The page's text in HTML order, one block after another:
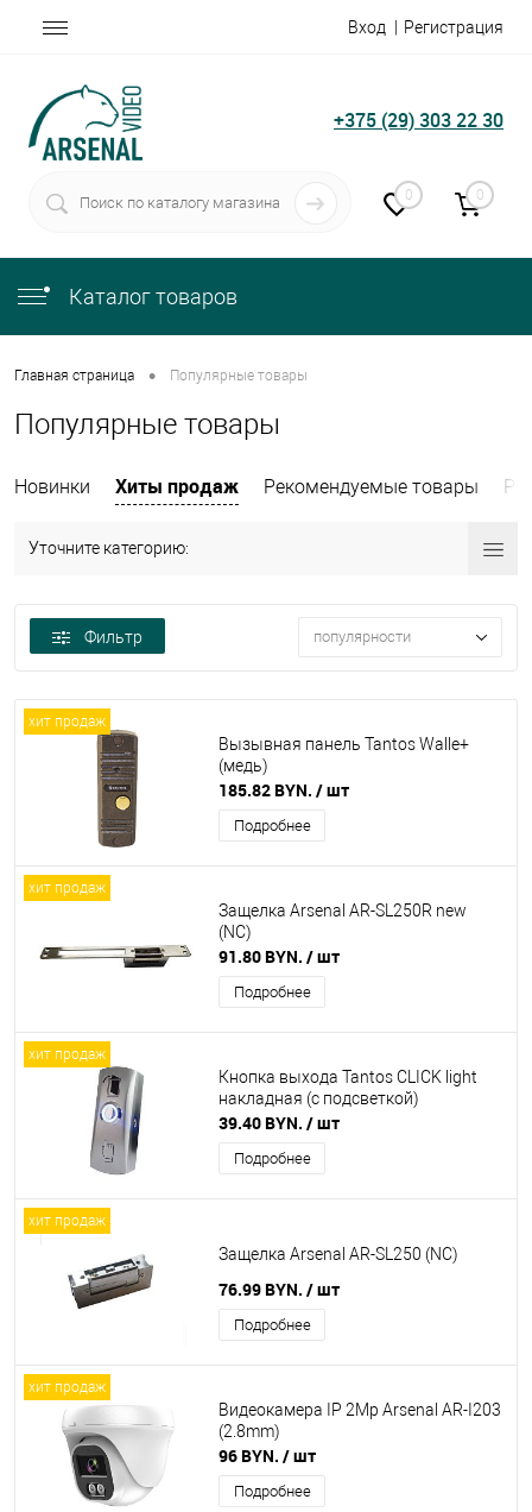
Вход Регистрация
+375 (29) 303 22 30
0 0
Каталог товаров
Главная страница • Популярные товары
Популярные товары
Новинки Хиты продаж Рекомендуемые товары
Уточните категорию:
Фильтр популярности
хит продаж
Вызывная панель Tantos Walle+
(медь)
185.82 BYN. / шт
Подробнее
хит продаж
Защелка Arsenal AR-SL250R new
(NC)
91.80 BYN. / шт
Подробнее
хит продаж
Кнопка выхода Tantos CLICK light
накладная (с подсветкой)
39.40 BYN. / шт
Подробнее
хит продаж
Защелка Arsenal AR-SL250 (NC)
76.99 BYN. / шт
Подробнее
хит продаж
Видеокамера IP 2Mp Arsenal AR-I203
(2.8mm)
96 BYN. / шт
Подробнее